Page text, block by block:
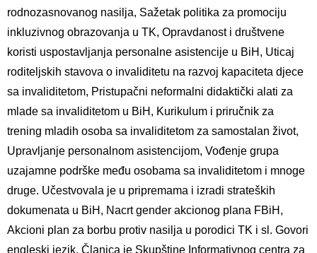
rodnozasnovanog nasilja, Sažetak politika za promociju
inkluzivnog obrazovanja u TK, Opravdanost i društvene
koristi uspostavljanja personalne asistencije u BiH, Uticaj
roditeljskih stavova o invaliditetu na razvoj kapaciteta djece
sa invaliditetom, Pristupačni neformalni didaktički alati za
mlade sa invaliditetom u BiH, Kurikulum i priručnik za
trening mladih osoba sa invaliditetom za samostalan život,
Upravljanje personalnom asistencijom, Vođenje grupa
uzajamne podrške među osobama sa invaliditetom i mnoge
druge. Učestvovala je u pripremama i izradi strateških
dokumenata u BiH, Nacrt gender akcionog plana FBiH,
Akcioni plan za borbu protiv nasilja u porodici TK i sl. Govori
engleski jezik. Članica je Skupštine Informativnog centra za